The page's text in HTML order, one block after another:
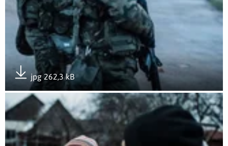
jpg 262,3 kB
Pobierz załącznik
Otwórz załącznik Zespoły Oceny Wsparcia